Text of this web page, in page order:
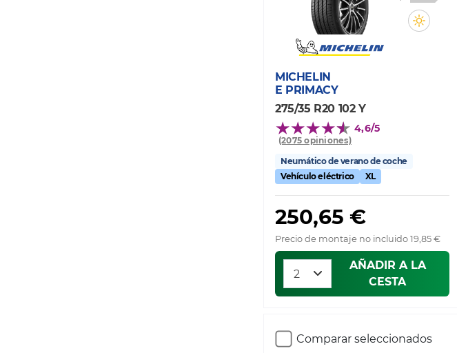
MICHELIN
E PRIMACY
275/35 R20 102 Y
4,6/5
(2075 opiniones)
Neumático de verano de coche
Vehículo eléctrico
XL
250,65 €
Precio de montaje no incluido 19,85 €
AÑADIR A LA
CESTA
Comparar seleccionados